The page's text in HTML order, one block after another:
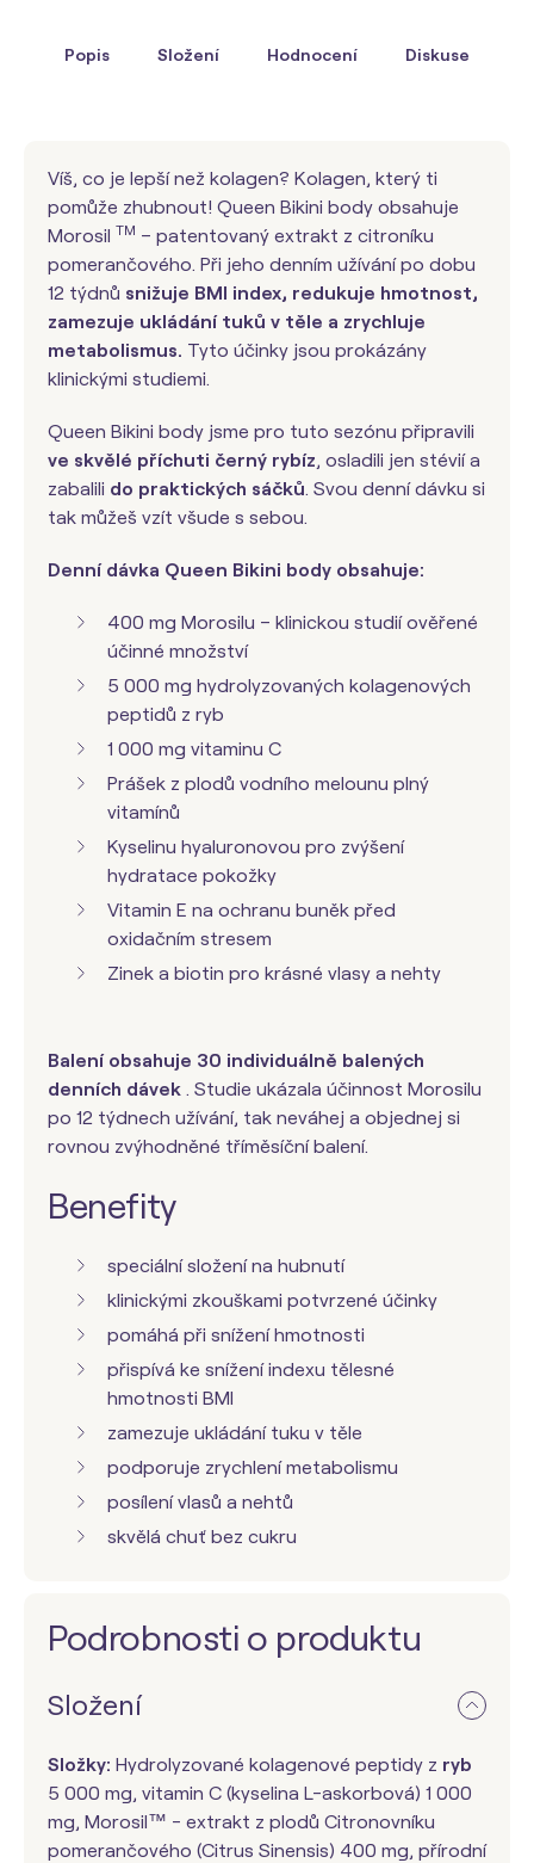
Popis Složení Hodnocení Diskuse
Víš, co je lepší než kolagen? Kolagen, který ti
pomůže zhubnout! Queen Bikini body obsahuje
Morosil TM – patentovaný extrakt z citroníku
pomerančového. Při jeho denním užívání po dobu
12 týdnů snižuje BMI index, redukuje hmotnost,
zamezuje ukládání tuků v těle a zrychluje
metabolismus. Tyto účinky jsou prokázány
klinickými studiemi.
Queen Bikini body jsme pro tuto sezónu připravili
ve skvělé příchuti černý rybíz, osladili jen stévií a
zabalili do praktických sáčků. Svou denní dávku si
tak můžeš vzít všude s sebou.
Denní dávka Queen Bikini body obsahuje:
400 mg Morosilu – klinickou studií ověřené
účinné množství
5 000 mg hydrolyzovaných kolagenových
peptidů z ryb
1 000 mg vitaminu C
Prášek z plodů vodního melounu plný
vitamínů
Kyselinu hyaluronovou pro zvýšení
hydratace pokožky
Vitamin E na ochranu buněk před
oxidačním stresem
Zinek a biotin pro krásné vlasy a nehty
Balení obsahuje 30 individuálně balených
denních dávek . Studie ukázala účinnost Morosilu
po 12 týdnech užívání, tak neváhej a objednej si
rovnou zvýhodněné tříměsíční balení.
Benefity
speciální složení na hubnutí
klinickými zkouškami potvrzené účinky
pomáhá při snížení hmotnosti
přispívá ke snížení indexu tělesné
hmotnosti BMI
zamezuje ukládání tuku v těle
podporuje zrychlení metabolismu
posílení vlasů a nehtů
skvělá chuť bez cukru
Podrobnosti o produktu
Složení
Složky: Hydrolyzované kolagenové peptidy z ryb
5 000 mg, vitamin C (kyselina L-askorbová) 1 000
mg, Morosil™ - extrakt z plodů Citronovníku
pomerančového (Citrus Sinensis) 400 mg, přírodní